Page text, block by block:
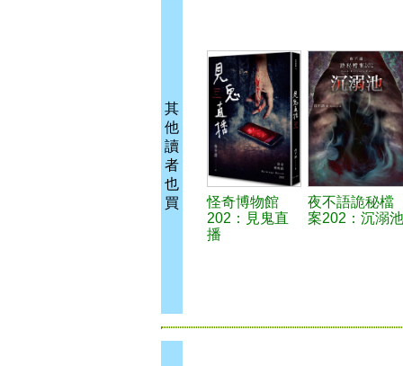
其
他
讀
者
也
買
怪奇博物館
202：見鬼直
播
夜不語詭秘檔
案202：沉溺池